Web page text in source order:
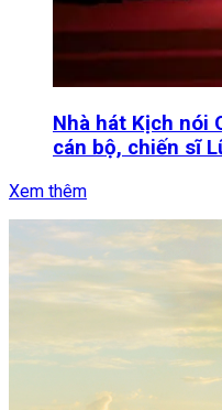
Nhà hát Kịch nói
cán bộ, chiến sĩ
Xem thêm